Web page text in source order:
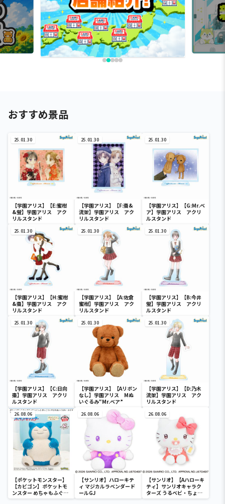
おすすめ景品
25.01.30
【学園アリス】【E:蜜柑
&蛍】学園アリス アク
リルスタンド
25.01.30
【学園アリス】【F:棗&
流架】学園アリス アク
リルスタンド
25.01.30
【学園アリス】【G:Mr.ベ
ア】学園アリス アクリ
ルスタンド
25.01.30
【学園アリス】【H:蜜柑
&棗】学園アリス アク
リルスタンド
25.01.30
【学園アリス】【A:佐倉
蜜柑】学園アリス アク
リルスタンド
25.01.30
【学園アリス】【B:今井
蛍】学園アリス アクリ
ルスタンド
25.01.30
【学園アリス】【C:日向
棗】学園アリス アクリ
ルスタンド
25.01.30
【学園アリス】【Aリボン
なし】学園アリス Mぬ
いぐるみ“Mr.ベア”
25.01.30
【学園アリス】【D:乃木
流架】学園アリス アク
リルスタンド
26.08.06
【ポケットモンスター】
【カビゴン】ポケットモ
ンスター めちゃもふぐっ
と ほっこりいやされぬい
26.08.06
【サンリオ】ハローキテ
ィ マジカルラベンダード
ールGJ
26.08.06
【サンリオ】【Aハローキ
ティ】サンリオキャラク
ターズ うるベビ・ちょい
デカドール